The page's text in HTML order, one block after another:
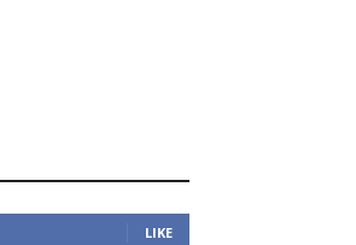
LIKE